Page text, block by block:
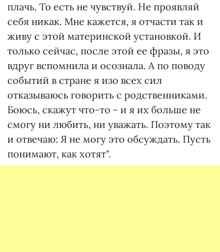
плачь. То есть не чувствуй. Не проявляй
себя никак. Мне кажется, я отчасти так и
живу с этой материнской установкой. И
только сейчас, после этой ее фразы, я это
вдруг вспомнила и осознала. А по поводу
событий в стране я изо всех сил
отказываюсь говорить с родственниками.
Боюсь, скажут что-то - и я их больше не
смогу ни любить, ни уважать. Поэтому так
и отвечаю: Я не могу это обсуждать. Пусть
понимают, как хотят".